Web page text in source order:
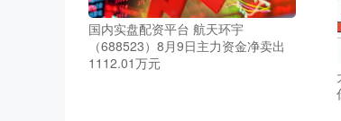
国内实盘配资平台 航天环宇
（688523）8月9日主力资金净卖出
1112.01万元